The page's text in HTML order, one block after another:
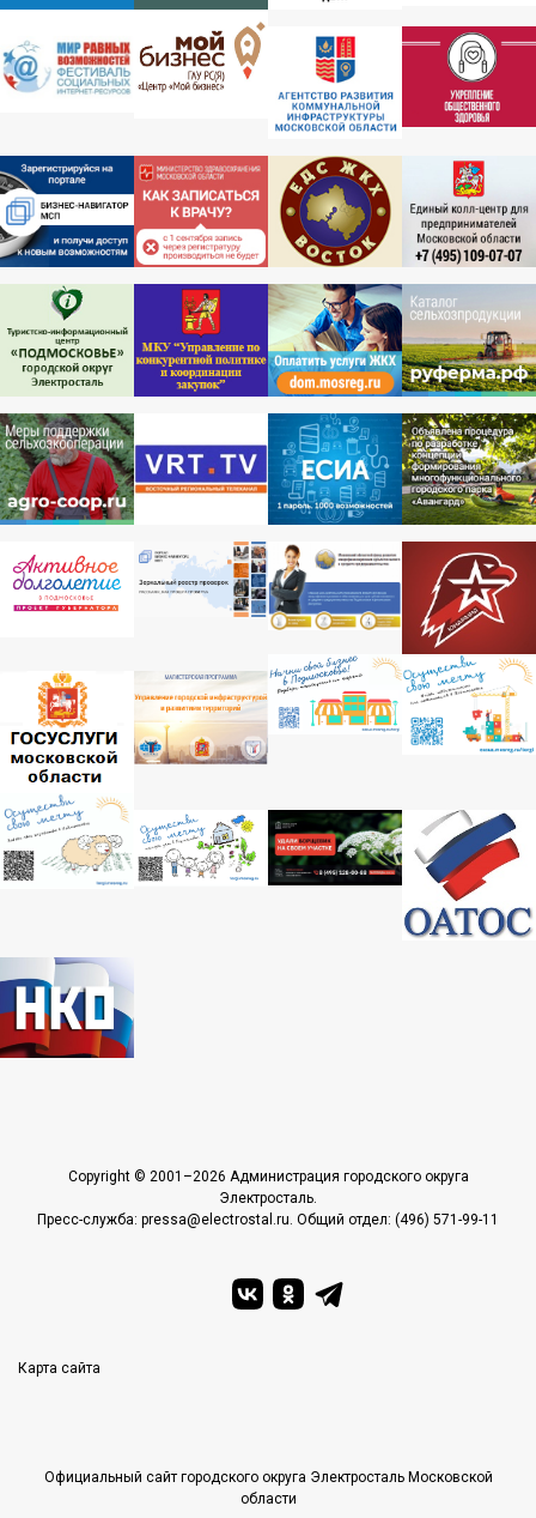
Copyright © 2001–2026 Администрация городского округа
Электросталь.
Пресс-служба: pressa@electrostal.ru. Общий отдел: (496) 571-99-11
Карта сайта
Официальный сайт городского округа Электросталь Московской
области